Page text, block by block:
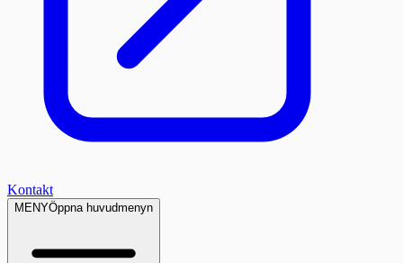
Kontakt
MENYÖppna huvudmenyn